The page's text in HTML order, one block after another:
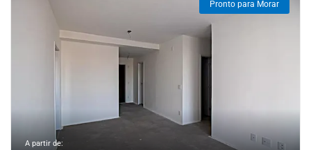
Pronto para Morar
A partir de: